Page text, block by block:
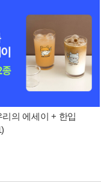
의 에세이 + 한입